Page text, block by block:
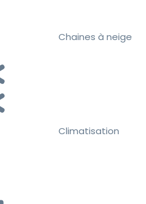
Chaines à neige
Climatisation